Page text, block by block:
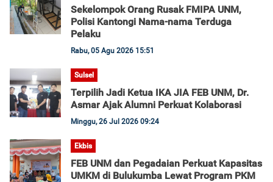
Sekelompok Orang Rusak FMIPA UNM,
Polisi Kantongi Nama-nama Terduga
Pelaku
Rabu, 05 Agu 2026 15:51
Sulsel
Terpilih Jadi Ketua IKA JIA FEB UNM, Dr.
Asmar Ajak Alumni Perkuat Kolaborasi
Minggu, 26 Jul 2026 09:24
Ekbis
FEB UNM dan Pegadaian Perkuat Kapasitas
UMKM di Bulukumba Lewat Program PKM